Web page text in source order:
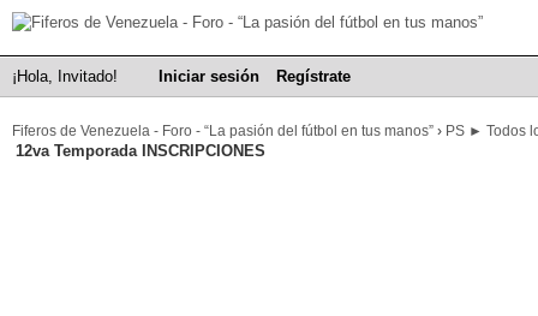
¡Hola, Invitado! Iniciar sesión Regístrate
Fiferos de Venezuela - Foro - “La pasión del fútbol en tus manos” › PS ► Todos
12va Temporada INSCRIPCIONES